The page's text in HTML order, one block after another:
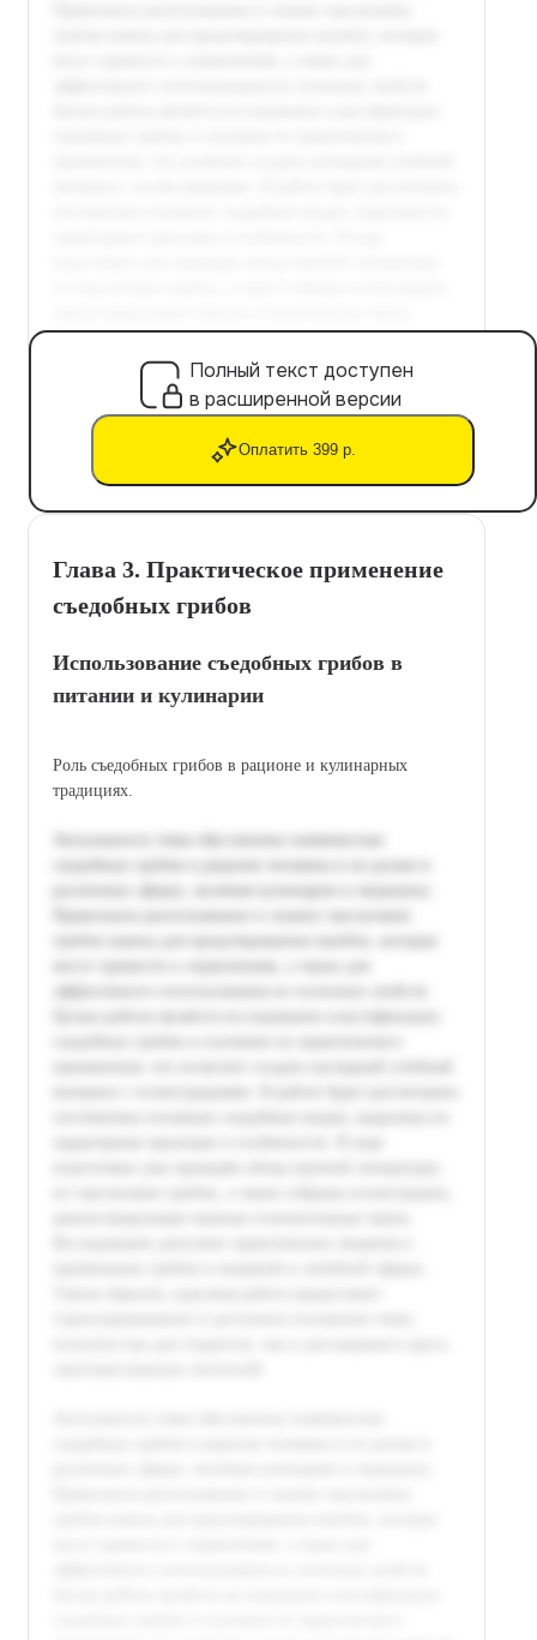
Полный текст доступен
в расширенной версии
Оплатить 399 р.
Глава 3. Практическое применение
съедобных грибов
Использование съедобных грибов в
питании и кулинарии
Роль съедобных грибов в рационе и кулинарных
традициях.